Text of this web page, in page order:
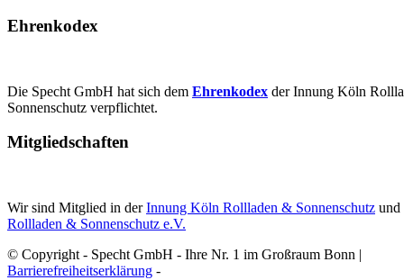
Ehrenkodex
Die Specht GmbH hat sich dem Ehrenkodex der Innung Köln
Sonnenschutz verpflichtet.
Mitgliedschaften
Wir sind Mitglied in derInnung Köln Rollladen & Sonnenschutz
Rollladen & Sonnenschutz e.V.
© Copyright - Specht GmbH - Ihre Nr. 1 im Großraum Bonn |
Barrierefreiheitserklärung -